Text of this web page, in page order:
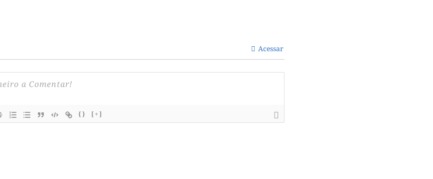
Acessar
{} [+]